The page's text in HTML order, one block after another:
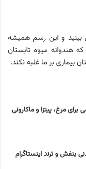
بینید و این رسم همیشه
هندوانه میوه تابستان
بیماری بر ما غلبه نکند.
مرغ، پیتزا و ماکارونی
بنفش و ترند اینستاگرام